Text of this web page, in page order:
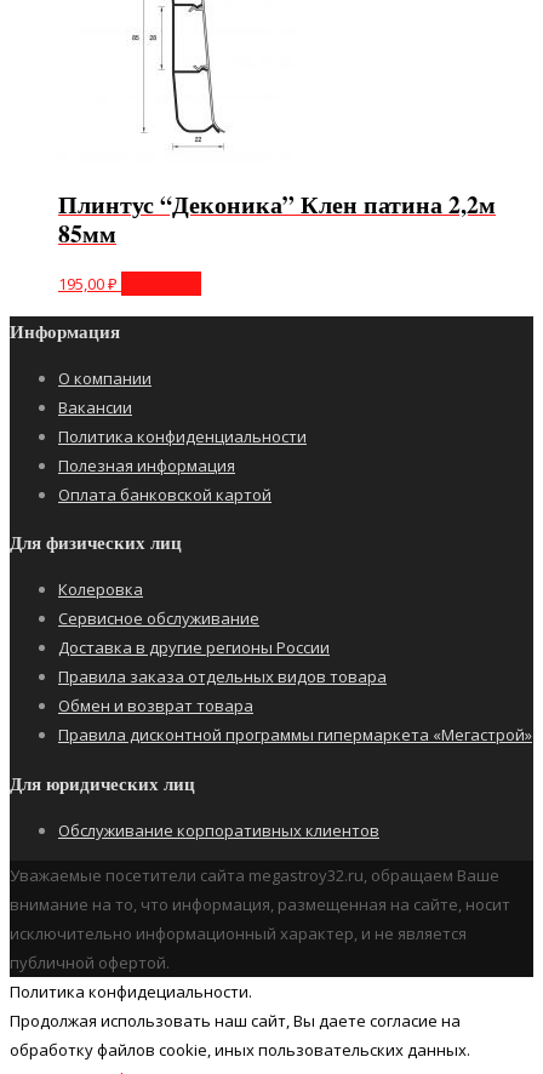
Плинтус “Деконика” Клен патина 2,2м
85мм
195,00₽
Информация
О компании
Вакансии
Политика конфиденциальности
Полезная информация
Оплата банковской картой
Для физических лиц
Колеровка
Сервисное обслуживание
Доставка в другие регионы России
Правила заказа отдельных видов товара
Обмен и возврат товара
Правила дисконтной программы гипермаркета «Мегастрой»
Для юридических лиц
Обслуживание корпоративных клиентов
Уважаемые посетители сайта megastroy32.ru, обращаем Ваше
внимание на то, что информация, размещенная на сайте, носит
исключительно информационный характер, и не является
публичной офертой.
Политика конфидециальности.
Продолжая использовать наш cайт, Вы даете согласие на
обработку файлов cookie, иных пользовательских данных.